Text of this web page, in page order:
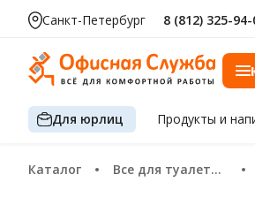
Санкт-Петербург 8 (812) 325-
Для юрлиц Продуктыи
Каталог Все для туалетных комнат